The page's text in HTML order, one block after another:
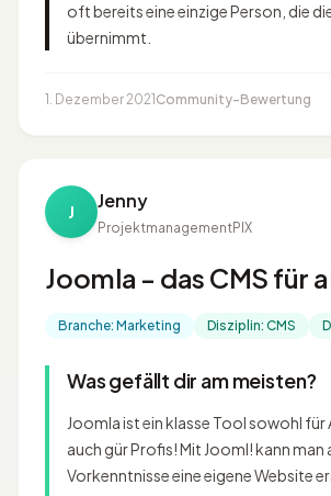
oft bereits eine einzige Person, die
übernimmt.
1. Dezember 2021 Community-Bewertung
J Jenny
ProjektmanagementPIX
Joomla - das CMS für
Branche: Marketing Disziplin: CMS
Was gefällt dir am meisten?
Joomla ist ein klasse Tool sowohl für
auch gür Profis! Mit Jooml! kann man
Vorkenntnisse eine eigene Website